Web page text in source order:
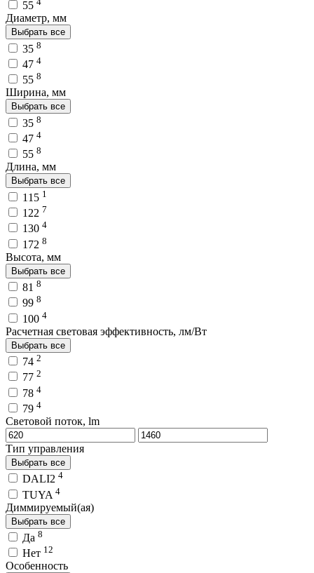
55
Диаметр, мм
Выбрать все
35 8
47 4
55 8
Ширина, мм
Выбрать все
35 8
47 4
55 8
Длина, мм
Выбрать все
115 1
122 7
130 4
172 8
Высота, мм
Выбрать все
81 8
99 8
100 4
Расчетная световая эффективность, лм/Вт
Выбрать все
74 2
77 2
78 4
79 4
Световой поток, lm
Тип управления
Выбрать все
DALI2 4
TUYA 4
Диммируемый(ая)
Выбрать все
Да 8
Нет 12
Особенность